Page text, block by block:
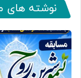
نوشته های